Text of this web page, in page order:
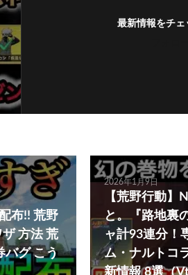
最新情報をチェ
布!! 荒野
方法 荒
バグ こう
2026年1月9日
【荒野行動】
と。『路地裏
ャ計93連分！
ム・ナルトコ
新情報 8選（